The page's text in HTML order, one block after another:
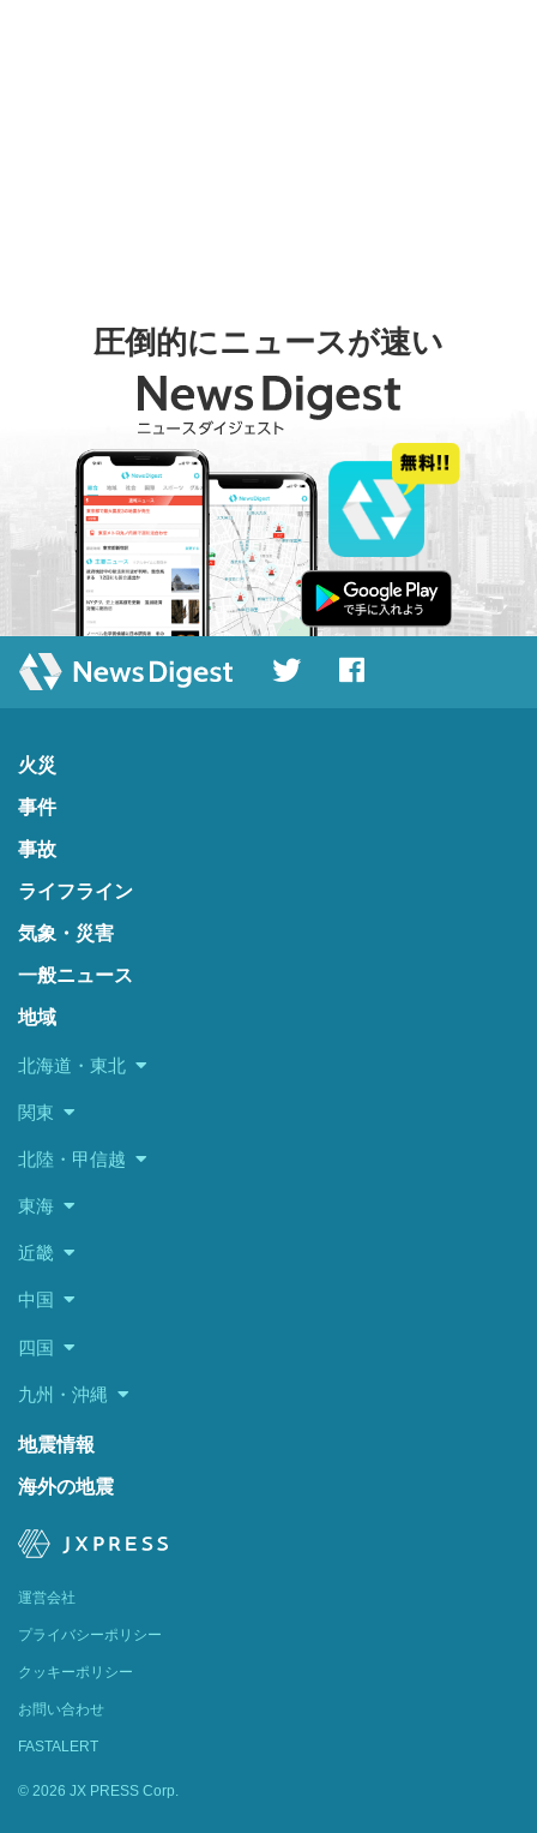
圧倒的にニュースが速い
火災
事件
事故
ライフライン
気象・災害
一般ニュース
地域
北海道・東北
関東
北陸・甲信越
東海
近畿
中国
四国
九州・沖縄
地震情報
海外の地震
運営会社
プライバシーポリシー
クッキーポリシー
お問い合わせ
FASTALERT
© 2026 JX PRESS Corp.